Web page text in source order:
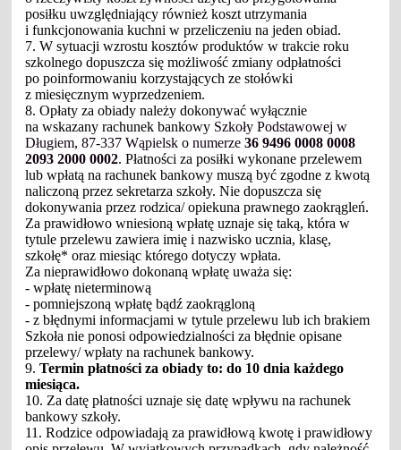
posiłku uwzględniający również koszt utrzymania
i funkcjonowania kuchni w przeliczeniu na jeden obiad.
7. W sytuacji wzrostu kosztów produktów w trakcie roku
szkolnego dopuszcza się możliwość zmiany odpłatności
po poinformowaniu korzystających ze stołówki
z miesięcznym wyprzedzeniem.
8. Opłaty za obiady należy dokonywać wyłącznie
na wskazany rachunek bankowy Szkoły Podstawowej w
Długiem, 87-337 Wąpielsk o numerze36 9496 0008 0008
2093 2000 0002. Płatności za posiłki wykonane przelewem
lub wpłatą na rachunek bankowy muszą być zgodne z kwotą
naliczoną przez sekretarza szkoły. Nie dopuszcza się
dokonywania przez rodzica/ opiekuna prawnego zaokrągleń.
Za prawidłowo wniesioną wpłatę uznaje się taką, która w
tytule przelewu zawiera imię i nazwisko ucznia, klasę,
szkołę* oraz miesiąc którego dotyczy wpłata.
Za nieprawidłowo dokonaną wpłatę uważa się:
- wpłatę nieterminową
- pomniejszoną wpłatę bądź zaokrągloną
- z błędnymi informacjami w tytule przelewu lub ich brakiem
Szkoła nie ponosi odpowiedzialności za błędnie opisane
przelewy/ wpłaty na rachunek bankowy.
9.Termin płatności za obiady to: do 10 dnia każdego
miesiąca.
10. Za datę płatności uznaje się datę wpływu na rachunek
bankowy szkoły.
11. Rodzice odpowiadają za prawidłową kwotę i prawidłowy